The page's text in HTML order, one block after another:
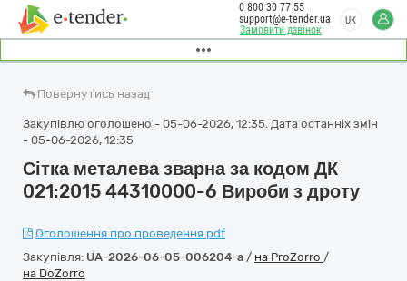
Замовити дзвінок
0 800 30 77 55
support@e-tender.ua
UK
Повернутись назад
Закупівлю оголошено - 05-06-2026, 12:35. Дата останніх змін
- 05-06-2026, 12:35
Сітка металева зварна за кодом ДК
021:2015 44310000-6 Вироби з дроту
Оголошення про проведення.pdf
Закупівля: UA-2026-06-05-006204-a / на ProZorro /
на DoZorro